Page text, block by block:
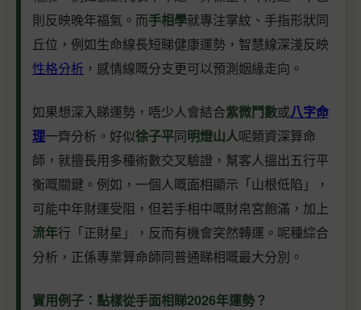
則反映晚年福氣。而手相學就專注掌紋、手指形狀同
丘位，例如生命線長短睇健康運勢，智慧線深淺反映
性格分析 ，感情線嘅分支更可以預測姻緣走向。
如果想深入睇運勢，唔少人會結合紫微鬥數或八字命
理一齊分析。好似徐子平同明燈山人呢類資深算命
師，就擅長用多種術數交叉驗證，幫客人搵出五行平
衡嘅關鍵。例如，一個人嘅面相顯示「山根低陷」，
可能中年財運受阻，但若手相中嘅財帛宮飽滿，加上
流年行「正財星」，反而有機會突然轉運。呢種綜合
分析，正係專業算命師同普通睇相嘅最大分別。
實用例子：點樣從手面相睇2026年運勢？